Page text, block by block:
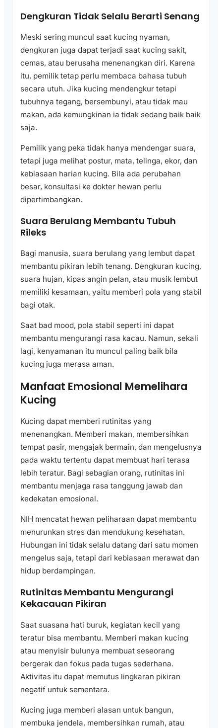
Dengkuran Tidak Selalu Berarti Senang
Meski sering muncul saat kucing nyaman,
dengkuran juga dapat terjadi saat kucing sakit,
cemas, atau berusaha menenangkan diri. Karena
itu, pemilik tetap perlu membaca bahasa tubuh
secara utuh. Jika kucing mendengkur tetapi
tubuhnya tegang, bersembunyi, atau tidak mau
makan, ada kemungkinan ia tidak sedang baik baik
saja.
Pemilik yang peka tidak hanya mendengar suara,
tetapi juga melihat postur, mata, telinga, ekor, dan
kebiasaan harian kucing. Bila ada perubahan
besar, konsultasi ke dokter hewan perlu
dipertimbangkan.
Suara Berulang Membantu Tubuh
Rileks
Bagi manusia, suara berulang yang lembut dapat
membantu pikiran lebih tenang. Dengkuran kucing,
suara hujan, kipas angin pelan, atau musik lembut
memiliki kesamaan, yaitu memberi pola yang stabil
bagi otak.
Saat bad mood, pola stabil seperti ini dapat
membantu mengurangi rasa kacau. Namun, sekali
lagi, kenyamanan itu muncul paling baik bila
kucing juga merasa aman.
Manfaat Emosional Memelihara
Kucing
Kucing dapat memberi rutinitas yang
menenangkan. Memberi makan, membersihkan
tempat pasir, mengajak bermain, dan mengelusnya
pada waktu tertentu dapat membuat hari terasa
lebih teratur. Bagi sebagian orang, rutinitas ini
membantu menjaga rasa tanggung jawab dan
kedekatan emosional.
NIH mencatat hewan peliharaan dapat membantu
menurunkan stres dan mendukung kesehatan.
Hubungan ini tidak selalu datang dari satu momen
mengelus saja, tetapi dari kebiasaan merawat dan
hidup berdampingan.
Rutinitas Membantu Mengurangi
Kekacauan Pikiran
Saat suasana hati buruk, kegiatan kecil yang
teratur bisa membantu. Memberi makan kucing
atau menyisir bulunya membuat seseorang
bergerak dan fokus pada tugas sederhana.
Aktivitas itu dapat memutus lingkaran pikiran
negatif untuk sementara.
Kucing juga memberi alasan untuk bangun,
membuka jendela, membersihkan rumah, atau